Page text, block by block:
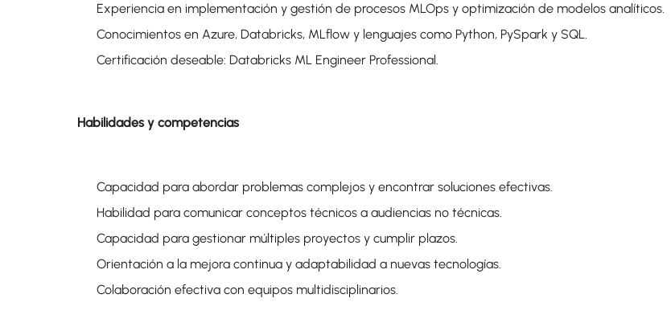
Experiencia en implementación y gestión de procesos MLOps y optimización de modelos analíticos.
Conocimientos en Azure, Databricks, MLflow y lenguajes como Python, PySpark y SQL.
Certificación deseable: Databricks ML Engineer Professional.
Habilidades y competencias
Capacidad para abordar problemas complejos y encontrar soluciones efectivas.
Habilidad para comunicar conceptos técnicos a audiencias no técnicas.
Capacidad para gestionar múltiples proyectos y cumplir plazos.
Orientación a la mejora continua y adaptabilidad a nuevas tecnologías.
Colaboración efectiva con equipos multidisciplinarios.